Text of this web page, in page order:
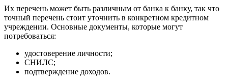
Их перечень может быть различным от банка к банку, так что
точный перечень стоит уточнить в конкретном кредитном
учреждении. Основные документы, которые могут
потребоваться:
удостоверение личности;
СНИЛС;
подтверждение доходов.